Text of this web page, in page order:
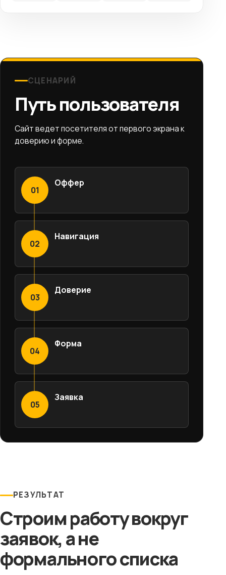
СЦЕНАРИЙ
Путь пользователя
Сайт ведет посетителя от первого экрана к
доверию и форме.
01
Оффер
02
Навигация
03
Доверие
04
Форма
05
Заявка
РЕЗУЛЬТАТ
Строим работу вокруг
заявок, а не
формального списка